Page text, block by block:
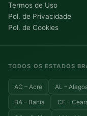
Termos de Uso
Pol. de Privacidade
Pol. de Cookies
TODOS OS ESTADOS
AC – Acre AL –
BA – Bahia CE –